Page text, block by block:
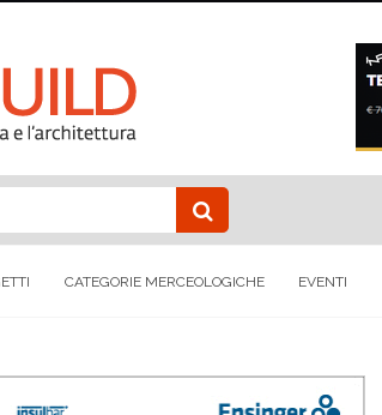
CATEGORIE MERCEOLOGICHE EVENTI